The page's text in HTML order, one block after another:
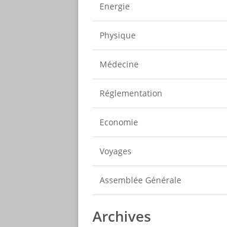
Energie
Physique
Médecine
Réglementation
Economie
Voyages
Assemblée Générale
Archives